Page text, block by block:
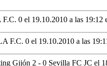
F.C. 0 el 19.10.2010 a las 19:12
F.C. 0 el 19.10.2010 a las
Gijón 2 - 0 Sevilla FC JC el